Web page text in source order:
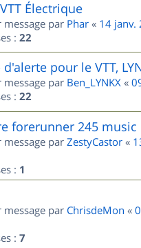
Électrique
message par Phar « 14 janv.
: 22
pour le VTT,
message par Ben_LYNKX «
: 22
forerunner 245 music
message par ZestyCastor «
: 1
message par ChrisdeMon «
: 7